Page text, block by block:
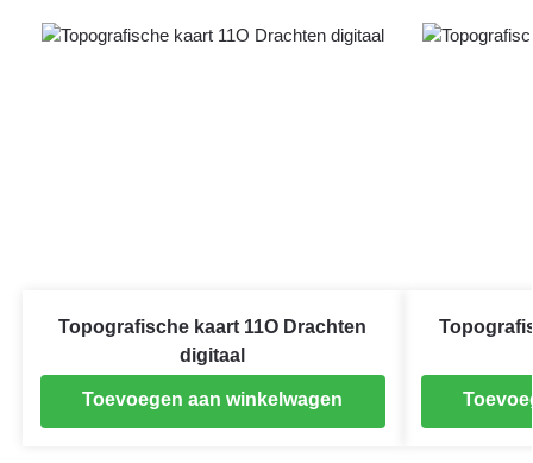
Topografische kaart 11O Drachten
digitaal
Toevoegen aan winkelwagen